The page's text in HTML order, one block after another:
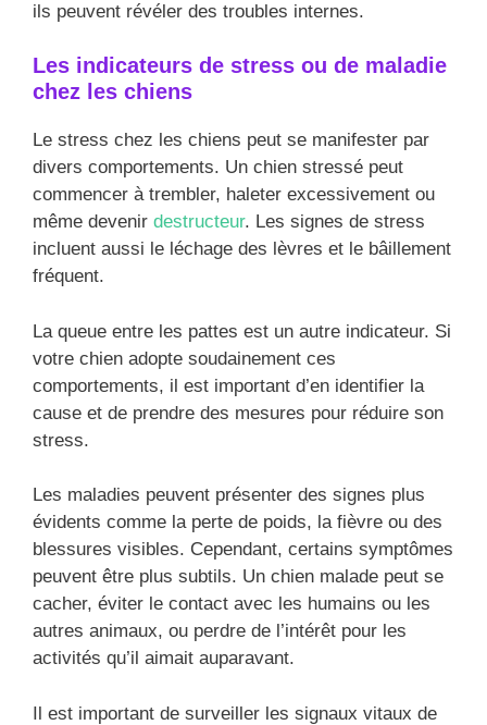
ils peuvent révéler des troubles internes.
Les indicateurs de stress ou de maladie
chez les chiens
Le stress chez les chiens peut se manifester par
divers comportements. Un chien stressé peut
commencer à trembler, haleter excessivement ou
même devenir destructeur. Les signes de stress
incluent aussi le léchage des lèvres et le bâillement
fréquent.
La queue entre les pattes est un autre indicateur. Si
votre chien adopte soudainement ces
comportements, il est important d’en identifier la
cause et de prendre des mesures pour réduire son
stress.
Les maladies peuvent présenter des signes plus
évidents comme la perte de poids, la fièvre ou des
blessures visibles. Cependant, certains symptômes
peuvent être plus subtils. Un chien malade peut se
cacher, éviter le contact avec les humains ou les
autres animaux, ou perdre de l’intérêt pour les
activités qu’il aimait auparavant.
Il est important de surveiller les signaux vitaux de